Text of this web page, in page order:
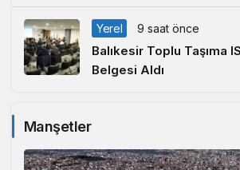
Yerel 9 saat önce
Balıkesir Toplu Taşıma
Belgesi Aldı
Manşetler